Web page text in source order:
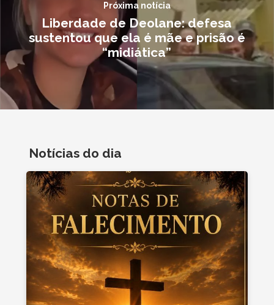
Próxima notícia
Liberdade de Deolane: defesa
sustentou que ela é mãe e prisão é
“midiática”
Notícias do dia